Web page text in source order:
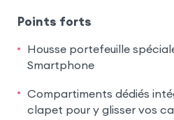
Points forts
Housse portefeuille
Smartphone
Compartiments dédiés
clapet pour y glisser vos